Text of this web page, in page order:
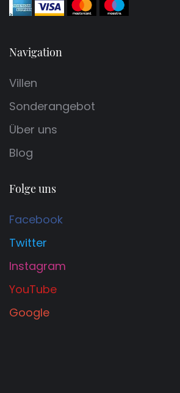
Navigation
Villen
Sonderangebot
Über uns
Blog
Folge uns
Facebook
Twitter
Instagram
YouTube
Google